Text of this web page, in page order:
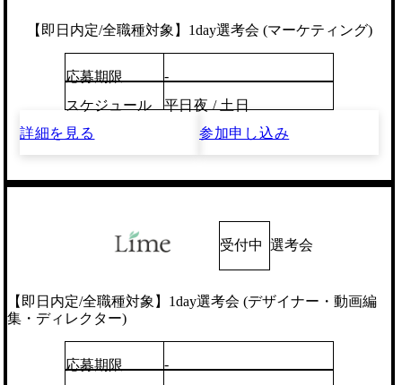
【即日内定/全職種対象】1day選考会 (マーケティング)
応募期限
-
スケジュール
平日夜 / 土日
詳細を見る
参加申し込み
受付中 選考会
【即日内定/全職種対象】1day選考会 (デザイナー・動画編
集・ディレクター)
応募期限
-